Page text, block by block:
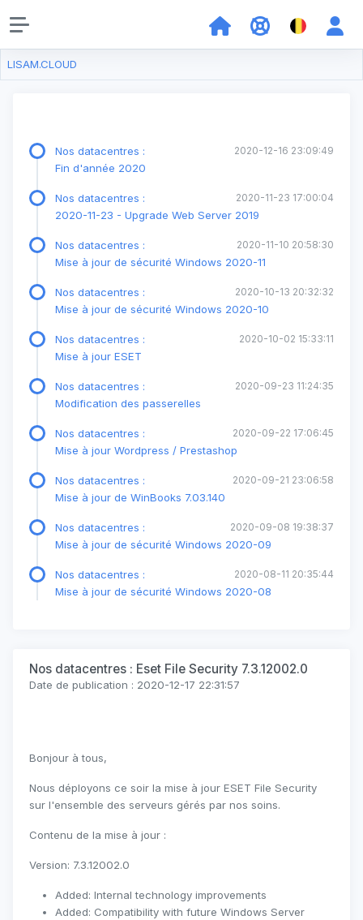
LISAM.CLOUD
2020-12-16 23:09:49
Nos datacentres :
Fin d'année 2020
2020-11-23 17:00:04
Nos datacentres :
2020-11-23 - Upgrade Web Server 2019
2020-11-10 20:58:30
Nos datacentres :
Mise à jour de sécurité Windows 2020-11
2020-10-13 20:32:32
Nos datacentres :
Mise à jour de sécurité Windows 2020-10
2020-10-02 15:33:11
Nos datacentres :
Mise à jour ESET
2020-09-23 11:24:35
Nos datacentres :
Modification des passerelles
2020-09-22 17:06:45
Nos datacentres :
Mise à jour Wordpress / Prestashop
2020-09-21 23:06:58
Nos datacentres :
Mise à jour de WinBooks 7.03.140
2020-09-08 19:38:37
Nos datacentres :
Mise à jour de sécurité Windows 2020-09
2020-08-11 20:35:44
Nos datacentres :
Mise à jour de sécurité Windows 2020-08
Nos datacentres : Eset File Security 7.3.12002.0
Date de publication : 2020-12-17 22:31:57
Bonjour à tous,
Nous déployons ce soir la mise à jour ESET File Security
sur l'ensemble des serveurs gérés par nos soins.
Contenu de la mise à jour :
Version: 7.3.12002.0
Added: Internal technology improvements
Added: Compatibility with future Windows Server